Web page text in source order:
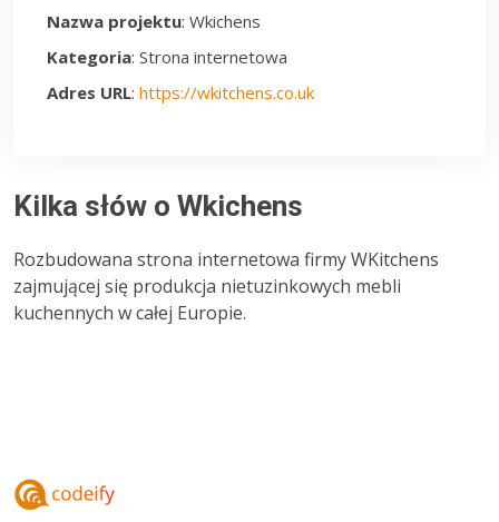
Nazwa projektu: Wkichens
Kategoria: Strona internetowa
Adres URL: https://wkitchens.co.uk
Kilka słów o Wkichens
Rozbudowana strona internetowa firmy WKitchens
zajmującej się produkcja nietuzinkowych mebli
kuchennych w całej Europie.